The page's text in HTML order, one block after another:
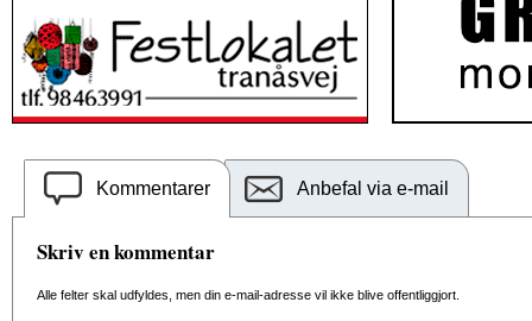
Kommentarer Anbefal via e-mail
Skriv en kommentar
Alle felter skal udfyldes, men din e-mail-adresse vil ikke blive offentliggjort.